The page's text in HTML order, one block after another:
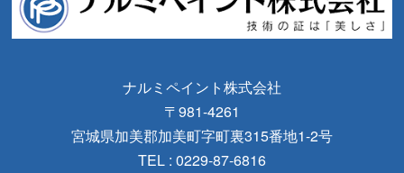
ナルミペイント株式会社
〒981-4261
宮城県加美郡加美町字町裏315番地1-2号
TEL : 0229-87-6816